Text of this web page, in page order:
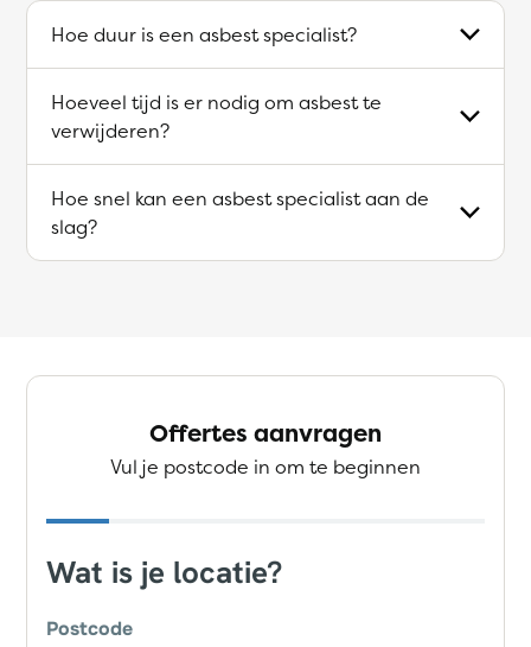
Hoe duur is een asbest specialist?
Hoeveel tijd is er nodig om asbest te
verwijderen?
Hoe snel kan een asbest specialist aan de
slag?
Offertes aanvragen
Vul je postcode in om te beginnen